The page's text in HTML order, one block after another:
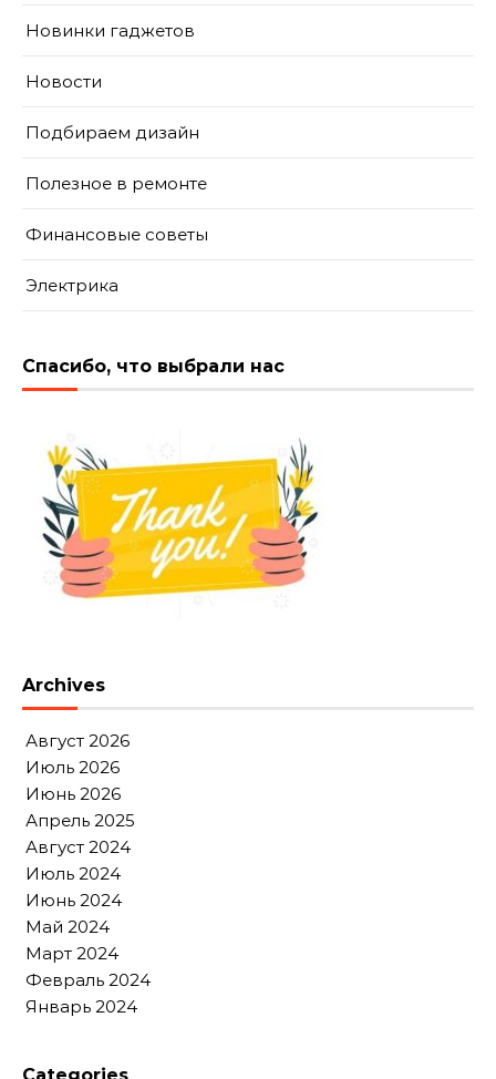
Новинки гаджетов
Новости
Подбираем дизайн
Полезное в ремонте
Финансовые советы
Электрика
Спасибо, что выбрали нас
Archives
Август 2026
Июль 2026
Июнь 2026
Апрель 2025
Август 2024
Июль 2024
Июнь 2024
Май 2024
Март 2024
Февраль 2024
Январь 2024